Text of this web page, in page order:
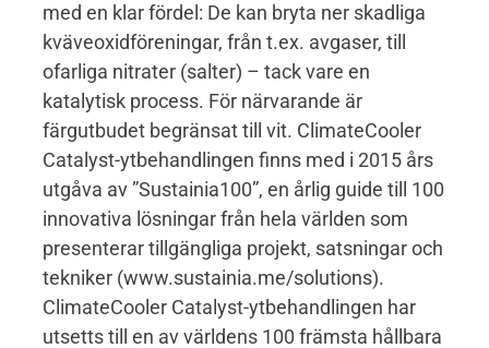
med en klar fördel: De kan bryta ner skadliga
kväveoxidföreningar, från t.ex. avgaser, till
ofarliga nitrater (salter) – tack vare en
katalytisk process. För närvarande är
färgutbudet begränsat till vit. ClimateCooler
Catalyst-ytbehandlingen finns med i 2015 års
utgåva av ”Sustainia100”, en årlig guide till 100
innovativa lösningar från hela världen som
presenterar tillgängliga projekt, satsningar och
tekniker (www.sustainia.me/solutions).
ClimateCooler Catalyst-ytbehandlingen har
utsetts till en av världens 100 främsta hållbara